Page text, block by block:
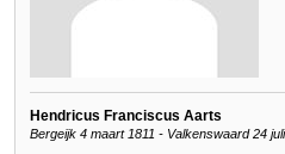
Hendricus Franciscus Aarts
Bergeijk 4 maart 1811 - Valkenswaard 24